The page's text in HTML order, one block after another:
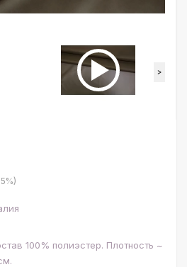
>
100% полиэстер. Плотность ~